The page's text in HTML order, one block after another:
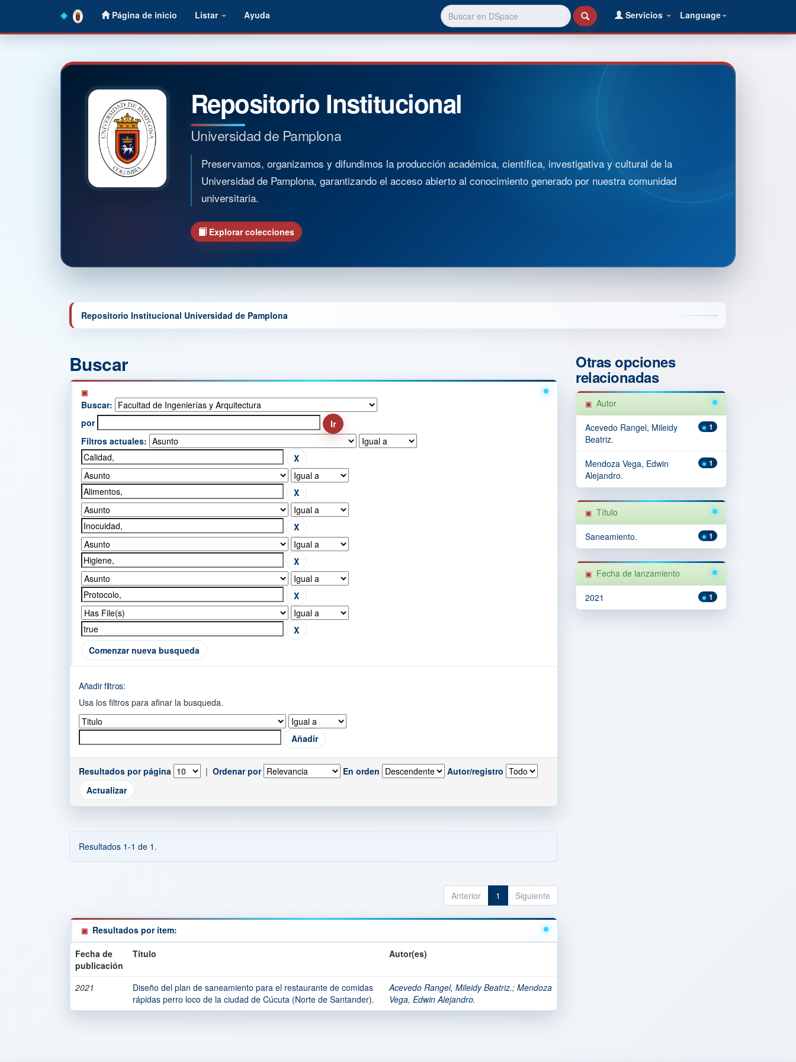
Página de inicio Listar Ayuda Language
Servicios
Repositorio Institucional
Universidad de Pamplona
Preservamos, organizamos y difundimos la producción académica, científica, investigativa y cultural de la
Universidad de Pamplona, garantizando el acceso abierto al conocimiento generado por nuestra comunidad
universitaria.
Explorar colecciones
Repositorio Institucional Universidad de Pamplona
Buscar
Buscar:
por
Filtros actuales:
Comenzar nueva busqueda
Añadir filtros:
Usa los filtros para afinar la busqueda.
Resultados por página | Ordenar por En orden Autor/registro
Resultados 1-1 de 1.
Anterior 1 Siguiente
Resultados por ítem:
Fecha de
publicación
Título Autor(es)
2021
Diseño del plan de saneamiento para el restaurante de comidas
rápidas perro loco de la ciudad de Cúcuta (Norte de Santander).
Acevedo Rangel, Mileidy Beatriz.; Mendoza
Vega, Edwin Alejandro.
Otras opciones
relacionadas
Autor
1
Acevedo Rangel, Mileidy
Beatriz.
1
Mendoza Vega, Edwin
Alejandro.
Título
1
Saneamiento.
Fecha de lanzamiento
1
2021